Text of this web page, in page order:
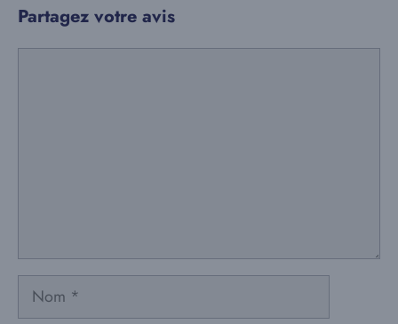
Partagez votre avis
Nom